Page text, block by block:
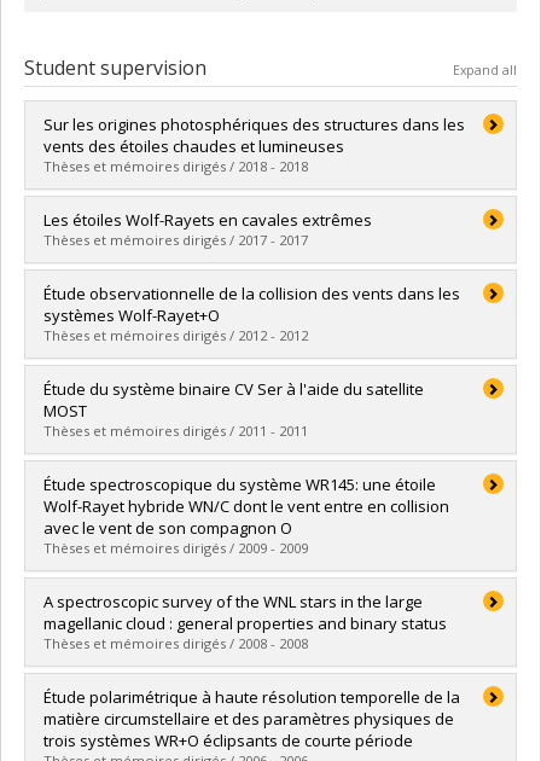
Student supervision Expand all
Sur les origines photosphériques des structures dans les
vents des étoiles chaudes et lumineuses
Thèses et mémoires dirigés / 2018 - 2018
Graduate :Ramiaramanantsoa, Tahina
Cycle : Doctoral
Grade :Ph. D.
Lien vers le document dans Papyrus
Les étoiles Wolf-Rayets en cavales extrêmes
Thèses et mémoires dirigés / 2017 - 2017
Graduate :Muñoz, Melissa Sara
Cycle :Master's
Grade :M. Sc.
Lien vers le document dans Papyrus
Étude observationnelle de la collision des vents dans les
systèmes Wolf-Rayet+O
Thèses et mémoires dirigés / 2012 - 2012
Graduate :Fahed, Rémi
Cycle :
Grade :Ph. D.
Lien vers le document dans Papyrus
Étude du système binaire CV Ser à l'aide du satellite
MOST
Thèses et mémoires dirigés / 2011 - 2011
Graduate :David-Uraz, Alexandre
Cycle :Master's
Grade :M. Sc.
Lien vers le document dans Papyrus
Étude spectroscopique du système WR145: une étoile
Wolf-Rayet hybride WN/C dont le vent entre en collision
avec le vent de son compagnon O
Thèses et mémoires dirigés / 2009 - 2009
Graduate :Muntean, Virgil
Cycle :Master's
Grade :M. Sc.
Lien vers le document dans Papyrus
A spectroscopic survey of the WNL stars in the large
magellanic cloud : general properties and binary status
Thèses et mémoires dirigés / 2008 - 2008
Graduate :Schnurr, Olivier
Cycle :Doctoral
Grade :Ph. D.
Étude polarimétrique à haute résolution temporelle de la
matière circumstellaire et des paramètres physiques de
trois systèmes WR+O éclipsants de courte période